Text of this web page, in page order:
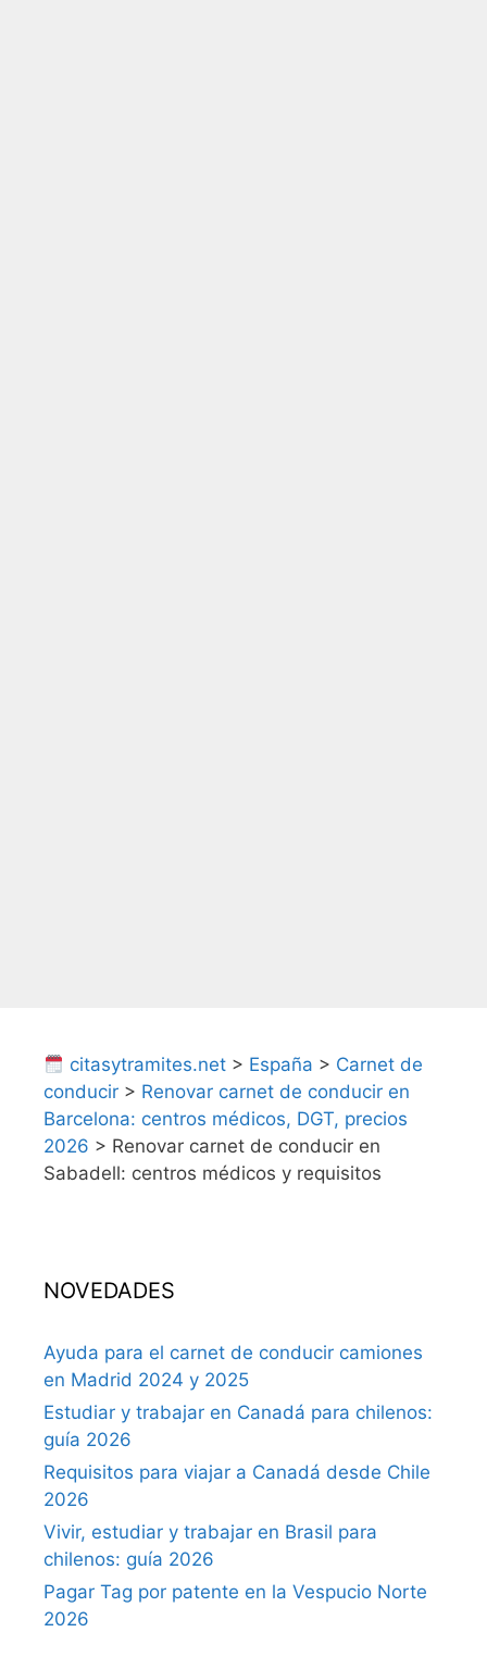
citasytramites.net > España > Carnet de
conducir > Renovar carnet de conducir en
Barcelona: centros médicos, DGT, precios
2026 > Renovar carnet de conducir en
Sabadell: centros médicos y requisitos
NOVEDADES
Ayuda para el carnet de conducir camiones
en Madrid 2024 y 2025
Estudiar y trabajar en Canadá para chilenos:
guía 2026
Requisitos para viajar a Canadá desde Chile
2026
Vivir, estudiar y trabajar en Brasil para
chilenos: guía 2026
Pagar Tag por patente en la Vespucio Norte
2026